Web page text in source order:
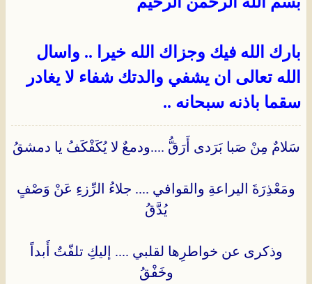
بارك الله فيك وجزاك الله خيرا .. واسال
الله تعالى ان يشفي والدتك شفاء لا يغادر
سقما باذنه سبحانه ..
سَلامٌ مِنْ صَبا بَرَدى أَرَقُّ ....ودمعٌ لا يُكَفْكَفُ يا دمشقُ
ومَعْذِرَةَ اليراعةِ والقوافي .... جلاءُ الرِّزءِ عَنْ وَصْفٍ
يُدَّقُ
وذكرى عن خواطرِها لقلبي .... إليكِ تلفّتٌ أَبداً
وخَفْقُ